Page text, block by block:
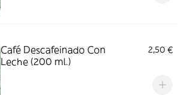
Café Descafeinado Con
Leche (200 ml.)
2,50 €